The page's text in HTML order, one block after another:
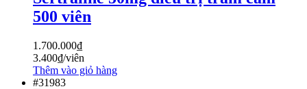
500 viên
1.700.000₫
3.400₫/viên
Thêm vào giỏ hàng
#31983